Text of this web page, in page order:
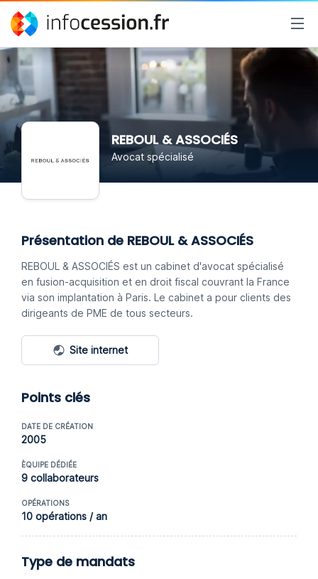
REBOUL & ASSOCIÉS
Avocat spécialisé
Présentation de REBOUL & ASSOCIÉS
REBOUL & ASSOCIÉS est un cabinet d'avocat spécialisé
en fusion-acquisition et en droit fiscal couvrant la France
via son implantation à Paris. Le cabinet a pour clients des
dirigeants de PME de tous secteurs.
Site internet
Points clés
DATE DE CRÉATION
2005
ÈQUIPE DÉDIÉE
9 collaborateurs
OPÉRATIONS
10 opérations / an
Type de mandats